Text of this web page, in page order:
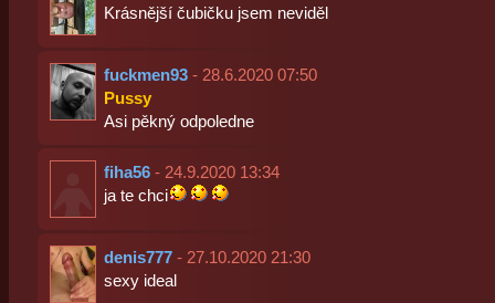
Krásnější čubičku jsem neviděl
fuckmen93- 28.6.2020 07:50
Pussy
Asi pěkný odpoledne
fiha56- 24.9.2020 13:34
ja te chci
denis777- 27.10.2020 21:30
sexy ideal